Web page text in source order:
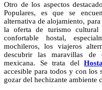
Otro de los aspectos
Populares, es que se
alternativa de alojamiento,
la oferta de turismo cultural
confortable hostal,
mochileros, los viajeros
descubrir las maravillas
mexicana. Se trata del
accesible para todos y con los
gozar del hechizante ambiente